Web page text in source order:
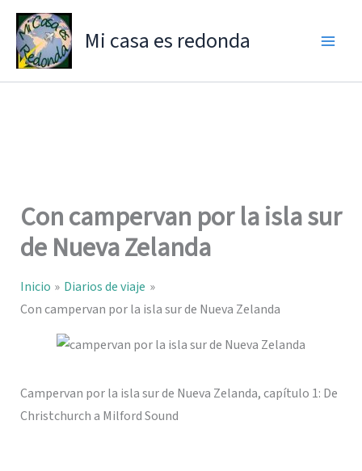
contenido
Mi casa es redonda
Con campervan por la isla sur
de Nueva Zelanda
Inicio
Diarios de viaje
Con campervan por la isla sur de Nueva Zelanda
Campervan por la isla sur de Nueva Zelanda, capítulo 1: De
Christchurch a Milford Sound